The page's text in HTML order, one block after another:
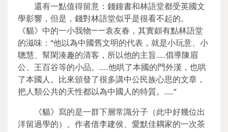
還有一點值得留意：錢鐘書和林語堂都受英國文
學影響，但是，錢對林語堂似乎是很看不起的。
《貓》中的一小我物——袁友春，其實頗有點林語堂
的滋味：“他以為中國舊文明的代表，就是小玩意、小
聰慧、幫閑湊趣的清客，所以他的主旨……倡導陳眉
公、王百谷等的小品。……他哄了本國的門外漢，也哄
了本國人。比來頒發了很多講中公民族心思的文章，
把人類公共的天性都以為中國人的特質。……”
《貓》寫的是一群下層常識分子（此中好幾位出
洋留過學的）。作者借李建侯、愛默佳耦家的一次茶